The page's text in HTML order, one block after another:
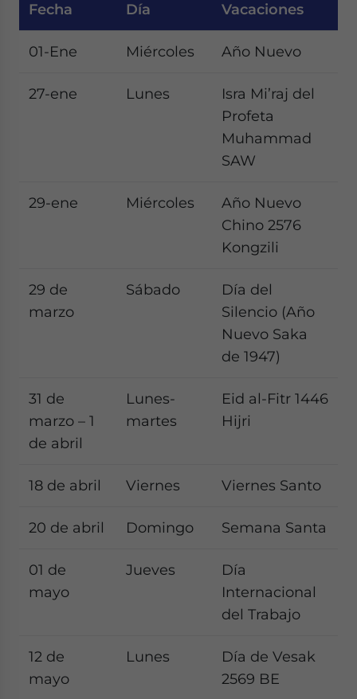
Fecha Día Vacaciones
01-Ene Miércoles Año Nuevo
27-ene Lunes
Isra Mi’raj del
Profeta
Muhammad
SAW
29-ene Miércoles
Año Nuevo
Chino 2576
Kongzili
29 de
marzo
Sábado
Día del
Silencio (Año
Nuevo Saka
de 1947)
31 de
marzo – 1
de abril
Lunes-
martes
Eid al-Fitr 1446
Hijri
18 de abril Viernes Viernes Santo
20 de abril Domingo Semana Santa
01 de
mayo
Jueves
Día
Internacional
del Trabajo
12 de
mayo
Lunes
Día de Vesak
2569 BE